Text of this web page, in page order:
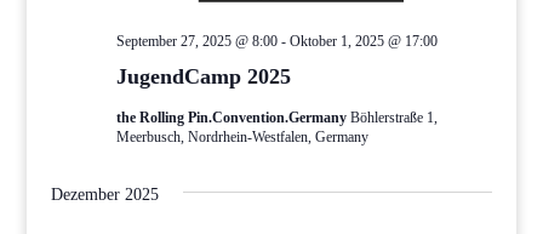
JugendCamp 2025
September 27, 2025 @ 8:00- Oktober 1, 2025 @ 17:00
the Rolling Pin.Convention.Germany Böhlerstraße 1,
Meerbusch, Nordrhein-Westfalen, Germany
Dezember 2025